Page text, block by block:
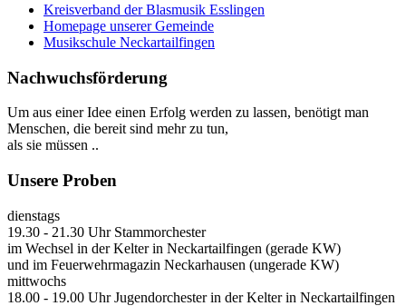
Kreisverband der Blasmusik Esslingen
Homepage unserer Gemeinde
Musikschule Neckartailfingen
Nachwuchsförderung
Um aus einer Idee einen Erfolg werden zu lassen, benötigt man
Menschen, die bereit sind mehr zu tun,
als sie müssen ..
Unsere Proben
dienstags
19.30 - 21.30 Uhr Stammorchester
im Wechsel in der Kelter in Neckartailfingen (gerade KW)
und im Feuerwehrmagazin Neckarhausen (ungerade KW)
mittwochs
18.00 - 19.00 Uhr Jugendorchester in der Kelter in Neckartailfingen